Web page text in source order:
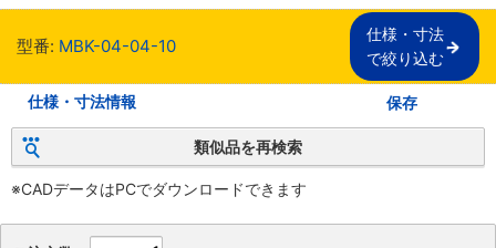
型番: MBK-04-04-10
仕様・寸法
で絞り込む
仕様・寸法情報 保存
類似品を再検索
※CADデータはPCでダウンロードできます